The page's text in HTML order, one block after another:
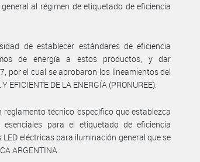
al régimen de etiquetado de eficiencia
de establecer estándares de eficiencia
de energía a estos productos, y dar
por el cual se aprobaron los lineamientos del
EFICIENTE DE LA ENERGÍA (PRONUREE).
técnico específico que establezca
para el etiquetado de eficiencia
eléctricas para iluminación general que se
ARGENTINA.